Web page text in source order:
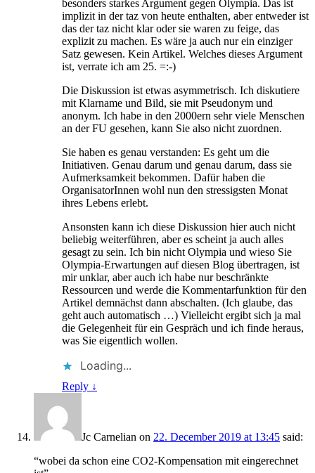
besonders starkes Argument gegen Olympia. Das ist
implizit in der taz von heute enthalten, aber entweder ist
das der taz nicht klar oder sie waren zu feige, das
explizit zu machen. Es wäre ja auch nur ein einziger
Satz gewesen. Kein Artikel. Welches dieses Argument
ist, verrate ich am 25. =:-)
Die Diskussion ist etwas asymmetrisch. Ich diskutiere
mit Klarname und Bild, sie mit Pseudonym und
anonym. Ich habe in den 2000ern sehr viele Menschen
an der FU gesehen, kann Sie also nicht zuordnen.
Sie haben es genau verstanden: Es geht um die
Initiativen. Genau darum und genau darum, dass sie
Aufmerksamkeit bekommen. Dafür haben die
OrganisatorInnen wohl nun den stressigsten Monat
ihres Lebens erlebt.
Ansonsten kann ich diese Diskussion hier auch nicht
beliebig weiterführen, aber es scheint ja auch alles
gesagt zu sein. Ich bin nicht Olympia und wieso Sie
Olympia-Erwartungen auf diesen Blog übertragen, ist
mir unklar, aber auch ich habe nur beschränkte
Ressourcen und werde die Kommentarfunktion für den
Artikel demnächst dann abschalten. (Ich glaube, das
geht auch automatisch …) Vielleicht ergibt sich ja mal
die Gelegenheit für ein Gespräch und ich finde heraus,
was Sie eigentlich wollen.
Loading...
Reply ↓
Jc Carnelian on 22. December 2019 at 13:45 said:
“wobei da schon eine CO2-Kompensation mit eingerechnet